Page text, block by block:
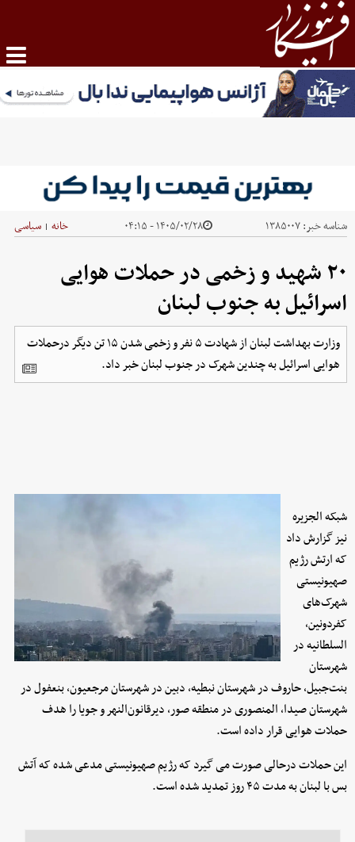
شناسه خبر:۱۳۸۵۰۰۷ ۱۴۰۵/۰۲/۲۸ - ۰۴:۱۵ خانه | سیاسی
۲۰ شهید و زخمی در حملات هوایی
اسرائیل به جنوب لبنان
وزارت بهداشت لبنان از شهادت ۵ نفر و زخمی شدن ۱۵ تن دیگر درحملات
هوایی اسرائیل به چندین شهرک در جنوب لبنان خبر داد.
شبکه الجزیره
نیز گزارش داد
که ارتش رژیم
صهیونیستی
شهرک‌های
کفردونین،
السلطانیه در
شهرستان
بنت‌جبیل، حاروف در شهرستان نبطیه، دبین در شهرستان مرجعیون، بنعفول در
شهرستان صیدا، المنصوری در منطقه صور، دیرقانون‌النهر و جویا را هدف
حملات هوایی قرار داده است.
این حملات درحالی صورت می گیرد که رژیم صهیونیستی مدعی شده که آتش
بس با لبنان به مدت ۴۵ روز تمدید شده است.